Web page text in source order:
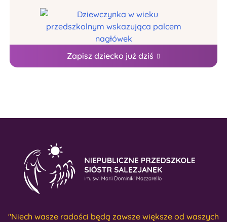
Zapisz dziecko już dziś
"Niech wasze radości będą zawsze większe od waszych